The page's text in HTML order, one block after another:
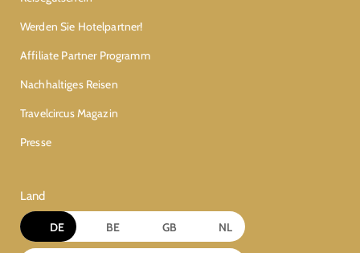
Werden Sie Hotelpartner!
Affiliate Partner Programm
Nachhaltiges Reisen
Travelcircus Magazin
Presse
Land
DE BE GB NL